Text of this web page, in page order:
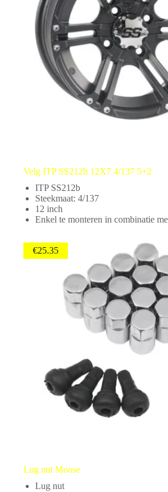
Velg ITP SS212b 12X7 4/137 5+2
ITP SS212b
Steekmaat: 4/137
12 inch
Enkel te monteren in combinatie
Lug nut Moose
€25.35
Lug nut